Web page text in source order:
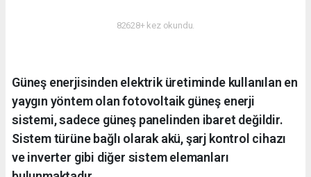
82628+ kez okundu.
Güneş enerjisinden elektrik üretiminde kullanılan en
yaygın yöntem olan fotovoltaik güneş enerji
sistemi, sadece güneş panelinden ibaret değildir.
Sistem türüne bağlı olarak akü, şarj kontrol cihazı
ve inverter gibi diğer sistem elemanları